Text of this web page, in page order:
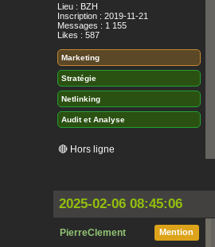
Lieu : BZH
Inscription : 2019-11-21
Messages : 1 155
Likes : 587
Marketing
Stratégie
Netlinking
Audit et Analyse
🔴 Hors ligne
2025-02-06 08:45:06
Mention
PierreClement